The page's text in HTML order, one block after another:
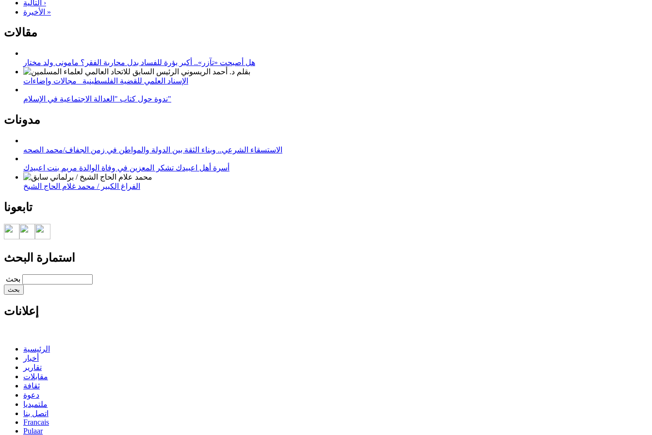
التالية ›
الأخيرة »
مقالات
هل أصبحت «تآزر».. أكبر بؤرة للفساد بدل محاربة الفقر؟ مامونى ولد مختار
الإسناد العلمي للقضية الفلسطينية_ مجالات وإضاءات
ندوة حول كتاب "العدالة الاجتماعية في الإسلام"
مدونات
الاستسقاء الشرعي.. وبناء الثقة بين الدولة والمواطن في زمن الجفاف/محمد الصحه
أسرة أهل اعبيدك تشكر المعزين في وفاة الوالدة مريم بنت اعبيدك
الفراغ الكبير / محمد غلام الحاج الشيخ
تابعونا
استمارة البحث
‏بحث ‏
إعلانات
الرئيسية
أخبار
تقارير
مقابلات
ثقافة
دعوة
ملتميديا
اتصل بنا
Francais
Pulaar